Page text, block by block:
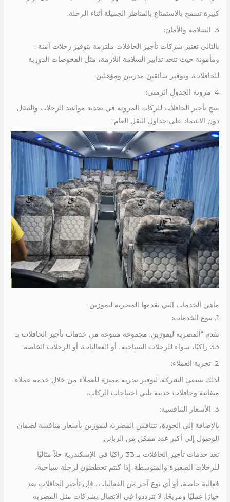
كبيرة تسمح بالاستمتاع بالمناظر الجميلة أثناء الرحلة.
3. السلامة والأمان:
بالتالي تعتبر شركات تأجير الحافلات ملتزمة بتوفير رحلات آمنة .
ومأمونة حيث تتخذ تدابير السلامة اللازمة، مثل الفحوصات الدورية
للحافلات، وتوفير سائقين مدربين ومؤهلين.
4. مرونة الجدول الزمني:
يتيح تأجير الحافلات للركاب المرونة في تحديد مواعيد الرحلات والتنقل
دون الاعتماد على جداول النقل العام.
ماهي الخدمات التي تقدمها المصريه ليموزين
1. تنوع الخدمات:
تقدم “المصريه ليموزين. مجموعة متنوعة من خدمات تأجير الحافلات بـ
33 راكبًا، سواء للرحلات السياحية، أو الفعاليات، أو الرحلات الخاصة.
2. تجربة العملاء:
لذلك تسعى الشركة. لتوفير تجربة مميزة للعملاء من خلال خدمة عملاء.
متفانية وحافلات حديثة تلبي احتياجات الركاب.
3. الأسعار التنافسية:
بالإضافة إلى الجودة، تتنافس المصريه ليموزين بأسعار منافسة لضمان
الوصول إلى أكبر عدد ممكن من الزبائن.
تعد خدمات تأجير الحافلات بـ 33 راكبًا في الإسكندرية حلاً مثاليًا
للرحلات الصغيرة والمتوسطة. إذا كنتم تخططون لرحلة سياحية،
فعالية خاصة، أو أي نوع آخر من الفعاليات، فإن تأجير الحافلات يعد
خيارًا عمليًا ومريحًا. لا تترددوا في الاتصال بشركات مثل المصريه